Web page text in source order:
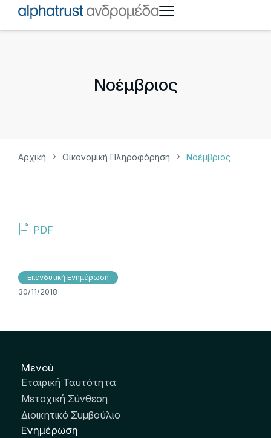
Νοέμβριος
Αρχική Οικονομική Πληροφόρηση Νοέμβριος
PDF
Επενδυτική Ενημέρωση
30/11/2018
Μενού
Εταιρική Ταυτότητα
Μετοχική Σύνθεση
Διοικητικό Συμβούλιο
Ενημέρωση